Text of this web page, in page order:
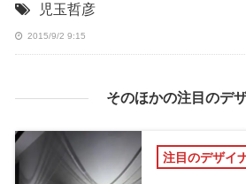
児玉哲彦
2015/9/2 9:15
そのほかの注目のデ
注目のデザイ